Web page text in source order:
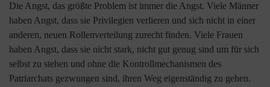
Die Angst, das größte Problem ist immer die Angst. Viele Männer
haben Angst, dass sie Privilegien verlieren und sich nicht in einer
anderen, neuen Rollenverteilung zurecht finden. Viele Frauen
haben Angst, dass sie nicht stark, nicht gut genug sind um für sich
selbst zu stehen und ohne die Kontrollmechanismen des
Patriarchats gezwungen sind, ihren Weg eigenständig zu gehen.